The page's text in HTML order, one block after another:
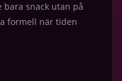
snack utan på
formell när tiden